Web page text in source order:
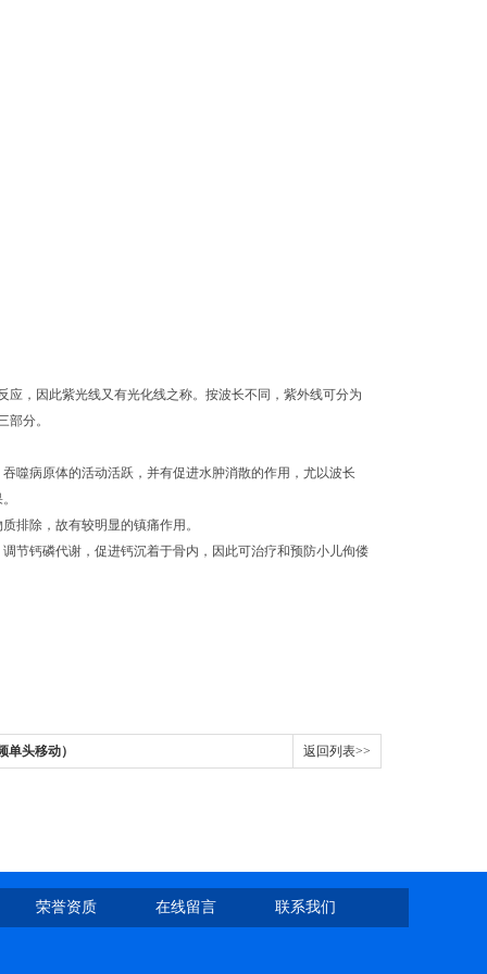
，因此紫光线又有光化线之称。按波长不同，紫外线可分为
部分。
噬病原体的活动活跃，并有促进水肿消散的作用，尤以波长
排除，故有较明显的镇痛作用。
节钙磷代谢，促进钙沉着于骨内，因此可治疗和预防小儿佝偻
头移动） 返回列表>>
荣誉资质 在线留言 联系我们